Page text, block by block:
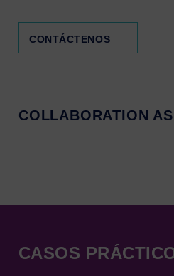
CONTÁCTENOS
COLLABORATION
CASOS